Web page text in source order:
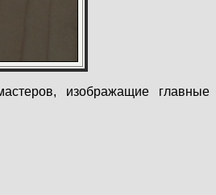
изображащие главные